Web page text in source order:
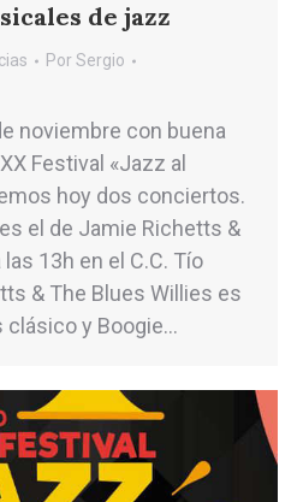
de jazz
PorSergio
noviembre con buena
Festival «Jazz al
hoy dos conciertos.
el de Jamie Richetts &
13h en el C.C. Tío
& The Blues Willies es
clásico y Boogie…